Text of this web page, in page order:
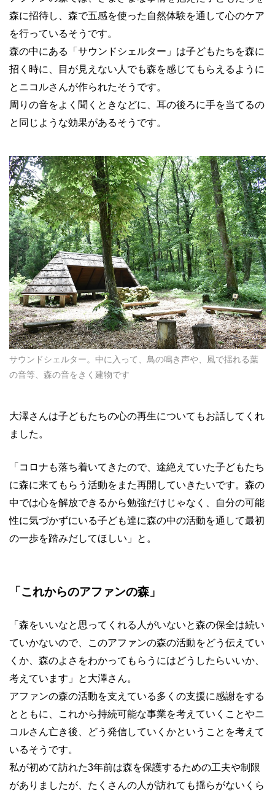
森に招待し、森で五感を使った自然体験を通して心のケア
を行っているそうです。
森の中にある「サウンドシェルター」は子どもたちを森に
招く時に、目が見えない人でも森を感じてもらえるように
とニコルさんが作られたそうです。
周りの音をよく聞くときなどに、耳の後ろに手を当てるの
と同じような効果があるそうです。
サウンドシェルター。中に入って、鳥の鳴き声や、風で揺れる葉
の音等、森の音をきく建物です
大澤さんは子どもたちの心の再生についてもお話してくれ
ました。
「コロナも落ち着いてきたので、途絶えていた子どもたち
に森に来てもらう活動をまた再開していきたいです。森の
中では心を解放できるから勉強だけじゃなく、自分の可能
性に気づかずにいる子ども達に森の中の活動を通して最初
の一歩を踏みだしてほしい」と。
「これからのアファンの森」
「森をいいなと思ってくれる人がいないと森の保全は続い
ていかないので、このアファンの森の活動をどう伝えてい
くか、森のよさをわかってもらうにはどうしたらいいか、
考えています」と大澤さん。
アファンの森の活動を支えている多くの支援に感謝をする
とともに、これから持続可能な事業を考えていくことやニ
コルさん亡き後、どう発信していくかということを考えて
いるそうです。
私が初めて訪れた3年前は森を保護するための工夫や制限
がありましたが、たくさんの人が訪れても揺らがないくら